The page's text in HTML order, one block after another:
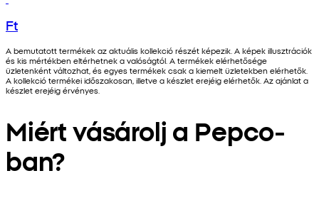
Ft
A bemutatott termékek az aktuális kollekció részét képezik. A képek illusztrációk
és kis mértékben eltérhetnek a valóságtól. A termékek elérhetősége
üzletenként változhat, és egyes termékek csak a kiemelt üzletekben elérhetők.
A kollekció termékei időszakosan, illetve a készlet erejéig elérhetők. Az ajánlat a
készlet erejéig érvényes.
Miért vásárolj a Pepco-
ban?